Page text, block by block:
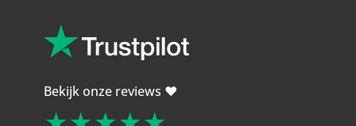
Bekijk onze reviews ❤️